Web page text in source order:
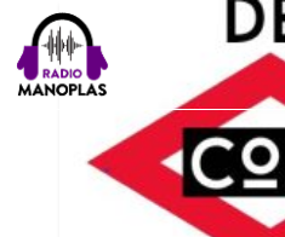
Skip to content